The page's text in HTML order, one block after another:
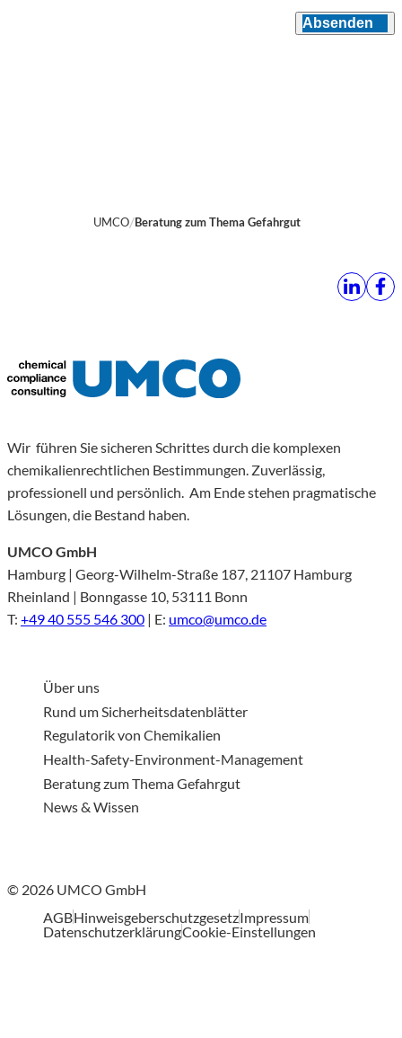
Absenden
UMCO Beratung zum Thema Gefahrgut
Wir führen Sie sicheren Schrittes durch die komplexen
chemikalienrechtlichen Bestimmungen. Zuverlässig,
professionell und persönlich. Am Ende stehen pragmatische
Lösungen, die Bestand haben.
UMCO GmbH
Hamburg | Georg-Wilhelm-Straße 187, 21107 Hamburg
Rheinland | Bonngasse 10, 53111 Bonn
T: +49 40 555 546 300 | E: umco@umco.de
Über uns
Rund um Sicherheitsdatenblätter
Regulatorik von Chemikalien
Health-Safety-Environment-Management
Beratung zum Thema Gefahrgut
News & Wissen
© 2026 UMCO GmbH
AGBHinweisgeberschutzgesetzImpressum
DatenschutzerklärungCookie-Einstellungen